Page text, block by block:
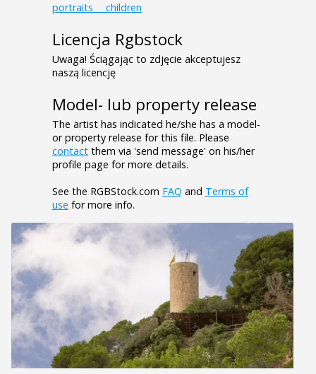
portraits___children
Licencja Rgbstock
Uwaga! Ściągając to zdjęcie akceptujesz
naszą licencję
Model- lub property release
The artist has indicated he/she has a model-
or property release for this file. Please
contact them via 'send message' on his/her
profile page for more details.
See the RGBStock.com FAQ and Terms of
use for more info.